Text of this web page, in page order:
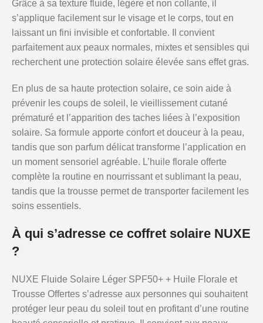
Grâce à sa texture fluide, légère et non collante, il
s’applique facilement sur le visage et le corps, tout en
laissant un fini invisible et confortable. Il convient
parfaitement aux peaux normales, mixtes et sensibles qui
recherchent une protection solaire élevée sans effet gras.
En plus de sa haute protection solaire, ce soin aide à
prévenir les coups de soleil, le vieillissement cutané
prématuré et l’apparition des taches liées à l’exposition
solaire. Sa formule apporte confort et douceur à la peau,
tandis que son parfum délicat transforme l’application en
un moment sensoriel agréable. L’huile florale offerte
complète la routine en nourrissant et sublimant la peau,
tandis que la trousse permet de transporter facilement les
soins essentiels.
À qui s’adresse ce coffret solaire NUXE
?
NUXE Fluide Solaire Léger SPF50+ + Huile Florale et
Trousse Offertes s’adresse aux personnes qui souhaitent
protéger leur peau du soleil tout en profitant d’une routine